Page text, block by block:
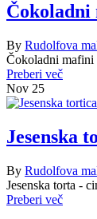
Čokoladni
By Rudolfova
Čokoladni mafini
Preberi več
Nov 25
Jesenska
By Rudolfova
Jesenska torta -
Preberi več